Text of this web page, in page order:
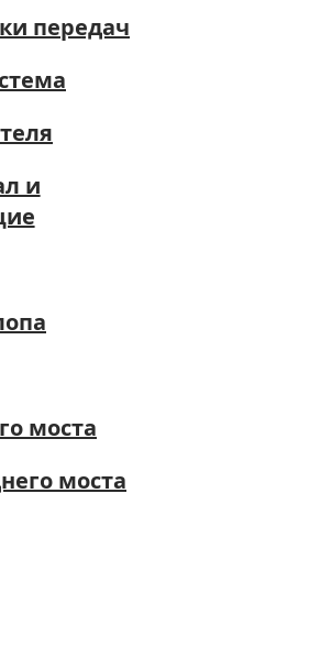
передач
и
моста
моста